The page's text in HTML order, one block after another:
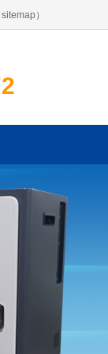
sitemap ）